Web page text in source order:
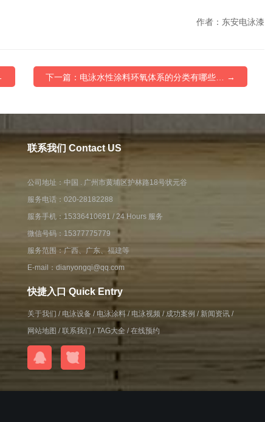
作者：东安电泳漆
下一篇：电泳水性涂料环氧体系的分类有哪些… →
联系我们 Contact US
公司地址：中国 . 广州市黄埔区护林路18号状元谷
服务电话：020-28182288
服务手机： 15336410691 / 24 Hours 服务
微信号码：15377775779
服务范围：广西、广东、福建等
E-mail：dianyongqi@qq.com
快捷入口 Quick Entry
关于我们 / 电泳设备 / 电泳涂料 / 电泳视频 / 成功案例 /新闻资讯 /
网站地图 /联系我们 /TAG大全 /在线预约